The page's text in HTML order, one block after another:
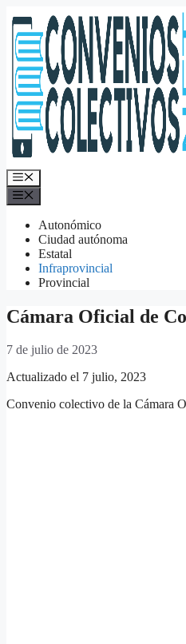
al
contenido
Menú
Autonómico
Ciudad autónoma
Estatal
Infraprovincial
Provincial
Cámara Oficial de
7 de julio de 2023
Actualizado el 7 julio, 2023
Convenio colectivo de la Cámara